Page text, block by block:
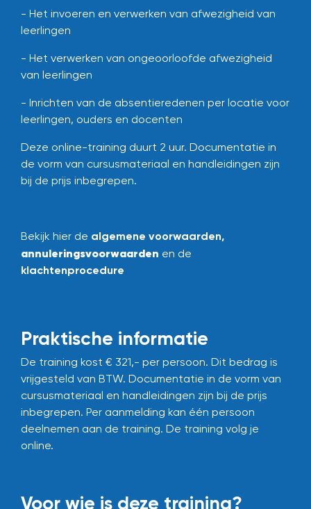
- Het invoeren en verwerken van afwezigheid van
leerlingen
- Het verwerken van ongeoorloofde afwezigheid
van leerlingen
- Inrichten van de absentieredenen per locatie voor
leerlingen, ouders en docenten
Deze online-training duurt 2 uur. Documentatie in
de vorm van cursusmateriaal en handleidingen zijn
bij de prijs inbegrepen.
Bekijk hier de algemene voorwaarden,
annuleringsvoorwaarden en de
klachtenprocedure
Praktische informatie
De training kost € 321,- per persoon. Dit bedrag is
vrijgesteld van BTW. Documentatie in de vorm van
cursusmateriaal en handleidingen zijn bij de prijs
inbegrepen. Per aanmelding kan één persoon
deelnemen aan de training. De training volg je
online.
Voor wie is deze training?